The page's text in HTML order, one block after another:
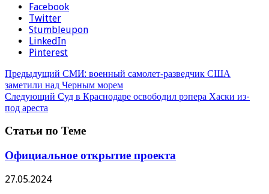
Facebook
Twitter
Stumbleupon
LinkedIn
Pinterest
Предыдущий СМИ: военный самолет‐разведчик США
заметили над Черным морем
Следующий Суд в Краснодаре освободил рэпера Хаски из-
под ареста
Статьи по Теме
Официальное открытие проекта
27.05.2024